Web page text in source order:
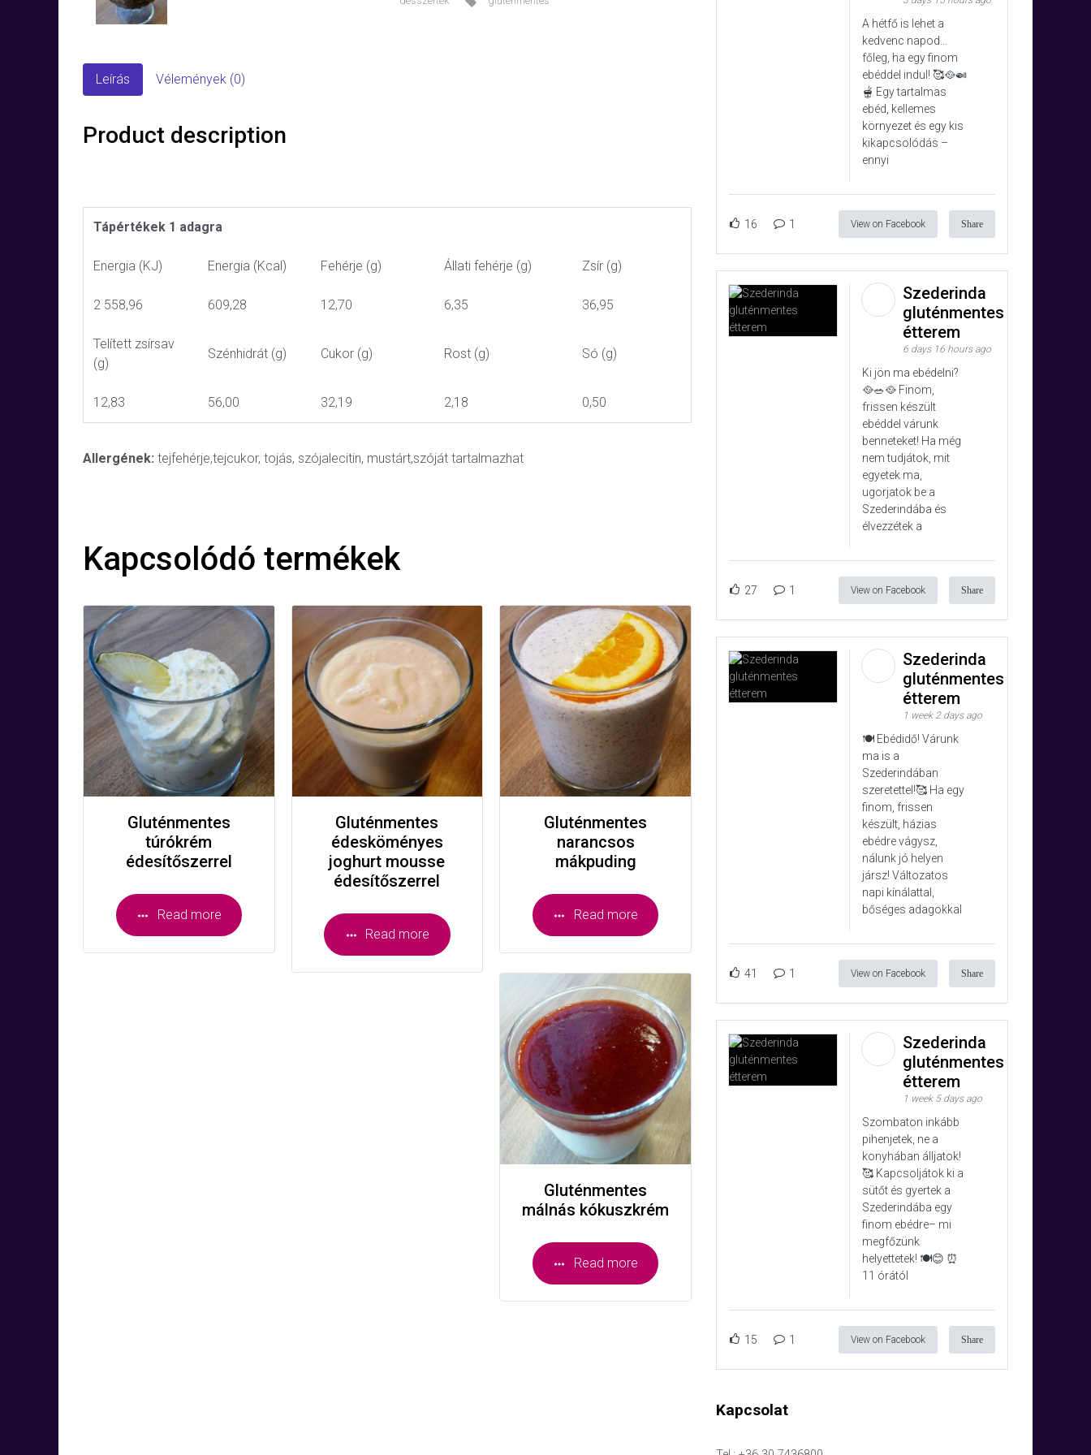
Leírás Vélemények (0)
Product description
Tápértékek 1 adagra
Energia (KJ) Energia (Kcal) Fehérje (g) Állati fehérje (g) Zsír (g)
2 558,96 609,28 12,70 6,35 36,95
Telített zsírsav
(g)
Szénhidrát (g) Cukor (g) Rost (g) Só (g)
12,83 56,00 32,19 2,18 0,50
Allergének: tejfehérje,tejcukor, tojás, szójalecitin, mustárt,szóját tartalmazhat
Kapcsolódó termékek
Gluténmentes
túrókrém
édesítőszerrel
Read more
Gluténmentes
édesköményes
joghurt mousse
édesítőszerrel
Read more
Gluténmentes
narancsos
mákpuding
Read more
Gluténmentes
málnás kókuszkrém
Read more
A hétfő is lehet a
kedvenc napod…
főleg, ha egy finom
ebéddel indul! 🥰🥘🍛
🫕 Egy tartalmas
ebéd, kellemes
környezet és egy kis
kikapcsolódás –
ennyi
16 1 View on Facebook Share
Szederinda
gluténmentes
étterem
6 days 16 hours ago
Ki jön ma ebédelni?
🥘🥗🥘 Finom,
frissen készült
ebéddel várunk
benneteket! Ha még
nem tudjátok, mit
egyetek ma,
ugorjatok be a
Szederindába és
élvezzétek a
27 1 View on Facebook Share
Szederinda
gluténmentes
étterem
1 week 2 days ago
🍽️ Ebédidő! Várunk
ma is a
Szederindában
szeretettel!🥰 Ha egy
finom, frissen
készült, házias
ebédre vágysz,
nálunk jó helyen
jársz! Változatos
napi kínálattal,
bőséges adagokkal
41 1 View on Facebook Share
Szederinda
gluténmentes
étterem
1 week 5 days ago
Szombaton inkább
pihenjetek, ne a
konyhában álljatok!
🥰 Kapcsoljátok ki a
sütőt és gyertek a
Szederindába egy
finom ebédre– mi
megfőzünk
helyettetek! 🍽️😊 ⏰
11 órától
15 1 View on Facebook Share
Kapcsolat